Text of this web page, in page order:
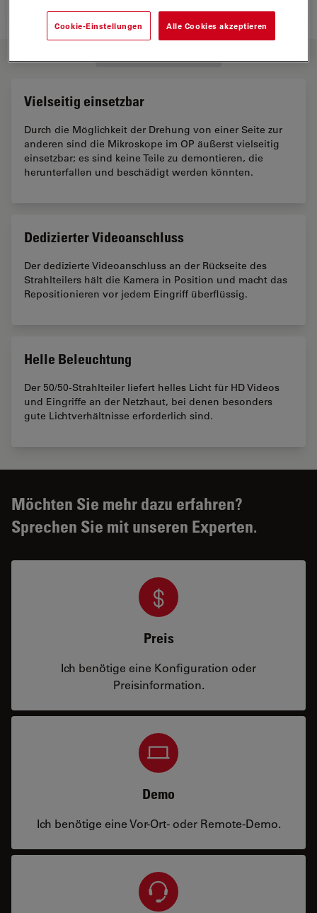
Vielseitig einsetzbar
Durch die Möglichkeit der Drehung von einer Seite zur
anderen sind die Mikroskope im OP äußerst vielseitig
einsetzbar; es sind keine Teile zu demontieren, die
herunterfallen und beschädigt werden könnten.
Dedizierter Videoanschluss
Der dedizierte Videoanschluss an der Rückseite des
Strahlteilers hält die Kamera in Position und macht das
Repositionieren vor jedem Eingriff überflüssig.
Helle Beleuchtung
Der 50/50-Strahlteiler liefert helles Licht für HD Videos
und Eingriffe an der Netzhaut, bei denen besonders
gute Lichtverhältnisse erforderlich sind.
Möchten Sie mehr dazu erfahren?
Sprechen Sie mit unseren Experten.
Preis
Ich benötige eine Konfiguration oder
Preisinformation.
Demo
Ich benötige eine Vor-Ort- oder Remote-Demo.
Cookie-Einstellungen Alle Cookies akzeptieren